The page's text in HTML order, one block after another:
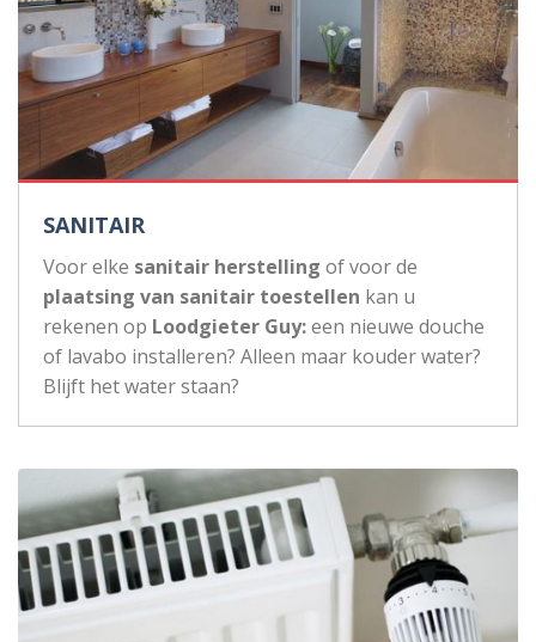
SANITAIR
Voor elke sanitair herstelling of voor de
plaatsing van sanitair toestellen kan u
rekenen op Loodgieter Guy:een nieuwe douche
of lavabo installeren? Alleen maar kouder water?
Blijft het water staan?